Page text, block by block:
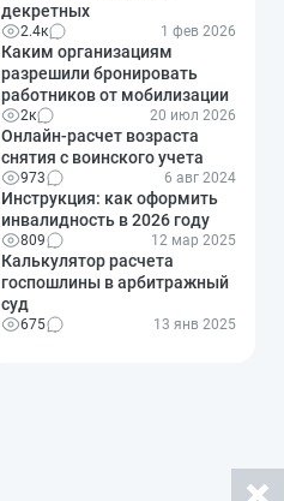
декретных
2.4к 1 фев 2026
Каким организациям
разрешили бронировать
работников от мобилизации
2к 20 июл 2026
Онлайн-расчет возраста
снятия с воинского учета
973 6 авг 2024
Инструкция: как оформить
инвалидность в 2026 году
809 12 мар 2025
Калькулятор расчета
госпошлины в арбитражный
суд
675 13 янв 2025